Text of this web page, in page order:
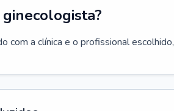
com a clínica e o profissional escolhido,